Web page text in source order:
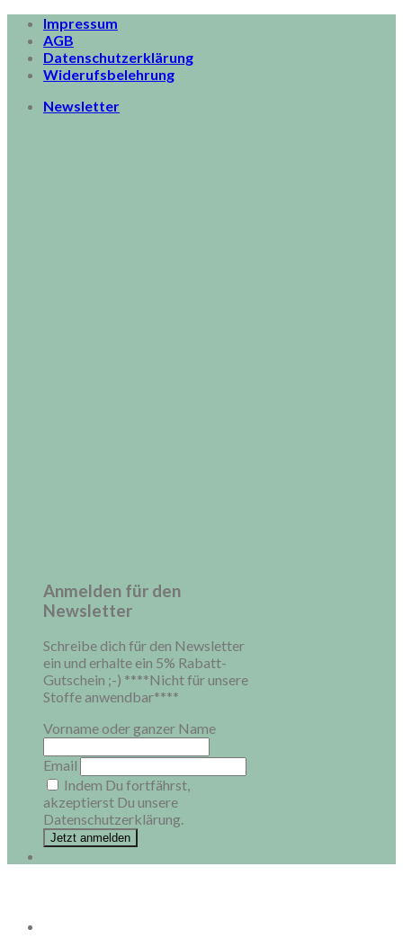
Skip
content
Impressum
AGB
Datenschutzerklärung
Widerufsbelehrung
Newsletter
Anmelden für den
Newsletter
Schreibe dich für den Newsletter
ein und erhalte ein 5% Rabatt-
Gutschein ;-) ****Nicht für unsere
Stoffe anwendbar****
Vorname oder ganzer Name
Email
Indem Du fortfährst,
akzeptierst Du unsere
Datenschutzerklärung.